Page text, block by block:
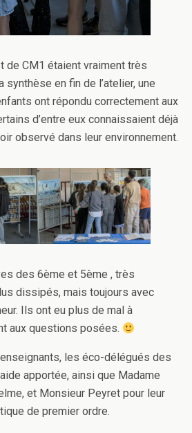
de CM1 étaient vraiment très
en fin de l’atelier, une
ont répondu correctement aux
d’entre eux connaissaient déjà
observé dans leur environnement.
des 6ème et 5ème , très
dissipés, mais toujours avec
Ils ont eu plus de mal à
aux questions posées.
les éco-délégués des
apportée, ainsi que Madame
et Monsieur Peyret pour leur
de premier ordre.